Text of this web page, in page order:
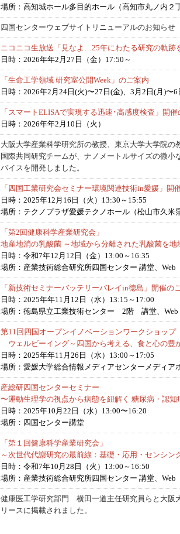
場所：高知城ホール多目的ホール（高知市丸ノ内２
四国センターウェブサイトリニューアルのお知らせ
ニコニコ生放送「見なよ…25年にわたる研究の軌跡
日時：2026年年2月27日（金）17:50～
「生命工学領域 研究室公開Week」のご案内
日時：2026年2月24日(火)〜27日(金)、3月2日(月)〜
「スマートELISAで実現する迅速･高感度検査」開催
日時：2026年年2月10日（火）
大阪大学産業科学研究所の教授、東京大学大学院
国際共同研究チームが、ナノメートルサイズの微
バイスを開発しました。
「四国工業研究会セミナー環境関連技術in愛媛」
日時：2025年12月16日（火）13:30～15:55
場所：テクノプラザ愛媛テクノホール（松山市久米
「第2回健康科学産業研究会」
地産地消の乳酸菌 ～地域から分離された乳酸菌を
日時：令和7年12月12日（金）13:00～16:35
場所：産業技術総合研究所四国センター 講堂、Web
「新技術セミナーバッテリーバレイin徳島」開催の
日時：2025年年11月12日（水）13:15～17:00
場所：徳島県立工業技術センター 2階 講堂、Web
第11回四国オープンイノベーションワークショップ
ウェルビーイング～四国から考える、食と心の豊
日時：2025年年11月26日（水）13:00～17:05
場所：愛媛大学総合情報メディアセンターメディア
産総研四国センターセミナー
〜運動生理学の視点から病態を紐解く 糖尿病・認
日時：2025年10月22日（水）13:00〜16:20
場所：四国センター講堂
「第１回健康科学産業研究会」
～次世代代謝研究の最前線：基礎・応用・センシ
日時：令和7年10月28日（火）13:00～16:50
場所：産業技術総合研究所四国センター 講堂、Web
健康医工学研究部門 横田一道主任研究員らと大阪
リースに掲載されました。